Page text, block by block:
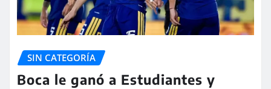
SIN CATEGORÍA
Boca le ganó a Estudiantes y